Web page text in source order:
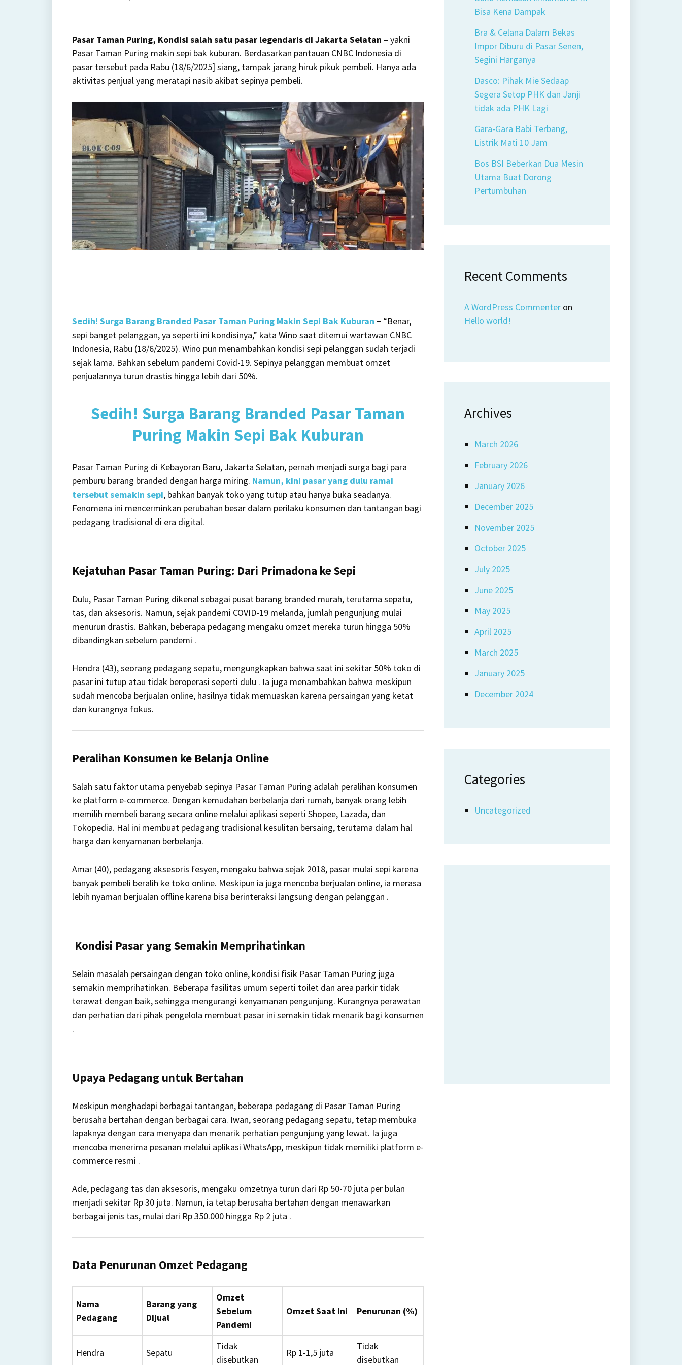
Barang
Branded
Pasar
Taman
Makin
Kuburan
Pasar Taman Puring, Kondisi salah satu pasar legendaris di Jakarta Selatan – yakni
Pasar Taman Puring makin sepi bak kuburan. Berdasarkan pantauan CNBC Indonesia di
pasar tersebut pada Rabu (18/6/2025] siang, tampak jarang hiruk pikuk pembeli. Hanya ada
aktivitas penjual yang meratapi nasib akibat sepinya pembeli.
Sedih! Surga Barang Branded Pasar Taman Puring Makin Sepi Bak Kuburan – “Benar,
sepi banget pelanggan, ya seperti ini kondisinya,” kata Wino saat ditemui wartawan CNBC
Indonesia, Rabu (18/6/2025). Wino pun menambahkan kondisi sepi pelanggan sudah terjadi
sejak lama. Bahkan sebelum pandemi Covid-19. Sepinya pelanggan membuat omzet
penjualannya turun drastis hingga lebih dari 50%.
Sedih! Surga Barang Branded Pasar Taman
Puring Makin Sepi Bak Kuburan
Pasar Taman Puring di Kebayoran Baru, Jakarta Selatan, pernah menjadi surga bagi para
pemburu barang branded dengan harga miring. Namun, kini pasar yang dulu ramai
tersebut semakin sepi, bahkan banyak toko yang tutup atau hanya buka seadanya.
Fenomena ini mencerminkan perubahan besar dalam perilaku konsumen dan tantangan bagi
pedagang tradisional di era digital.
Kejatuhan Pasar Taman Puring: Dari Primadona ke Sepi
Dulu, Pasar Taman Puring dikenal sebagai pusat barang branded murah, terutama sepatu,
tas, dan aksesoris. Namun, sejak pandemi COVID-19 melanda, jumlah pengunjung mulai
menurun drastis. Bahkan, beberapa pedagang mengaku omzet mereka turun hingga 50%
dibandingkan sebelum pandemi .
Hendra (43), seorang pedagang sepatu, mengungkapkan bahwa saat ini sekitar 50% toko di
pasar ini tutup atau tidak beroperasi seperti dulu . Ia juga menambahkan bahwa meskipun
sudah mencoba berjualan online, hasilnya tidak memuaskan karena persaingan yang ketat
dan kurangnya fokus.
Peralihan Konsumen ke Belanja Online
Salah satu faktor utama penyebab sepinya Pasar Taman Puring adalah peralihan konsumen
ke platform e-commerce. Dengan kemudahan berbelanja dari rumah, banyak orang lebih
memilih membeli barang secara online melalui aplikasi seperti Shopee, Lazada, dan
Tokopedia. Hal ini membuat pedagang tradisional kesulitan bersaing, terutama dalam hal
harga dan kenyamanan berbelanja.
Amar (40), pedagang aksesoris fesyen, mengaku bahwa sejak 2018, pasar mulai sepi karena
banyak pembeli beralih ke toko online. Meskipun ia juga mencoba berjualan online, ia merasa
lebih nyaman berjualan offline karena bisa berinteraksi langsung dengan pelanggan .
Kondisi Pasar yang Semakin Memprihatinkan
Selain masalah persaingan dengan toko online, kondisi fisik Pasar Taman Puring juga
semakin memprihatinkan. Beberapa fasilitas umum seperti toilet dan area parkir tidak
terawat dengan baik, sehingga mengurangi kenyamanan pengunjung. Kurangnya perawatan
dan perhatian dari pihak pengelola membuat pasar ini semakin tidak menarik bagi konsumen
.
Upaya Pedagang untuk Bertahan
Meskipun menghadapi berbagai tantangan, beberapa pedagang di Pasar Taman Puring
berusaha bertahan dengan berbagai cara. Iwan, seorang pedagang sepatu, tetap membuka
lapaknya dengan cara menyapa dan menarik perhatian pengunjung yang lewat. Ia juga
mencoba menerima pesanan melalui aplikasi WhatsApp, meskipun tidak memiliki platform e-
commerce resmi .
Ade, pedagang tas dan aksesoris, mengaku omzetnya turun dari Rp 50-70 juta per bulan
menjadi sekitar Rp 30 juta. Namun, ia tetap berusaha bertahan dengan menawarkan
berbagai jenis tas, mulai dari Rp 350.000 hingga Rp 2 juta .
Data Penurunan Omzet Pedagang
Nama
Pedagang
Barang yang
Dijual
Omzet
Sebelum
Pandemi
Omzet Saat Ini Penurunan (%)
Hendra Sepatu
Tidak
disebutkan
Rp 1-1,5 juta
Tidak
disebutkan
Bisa Kena Dampak
Bra & Celana Dalam Bekas
Impor Diburu di Pasar Senen,
Segini Harganya
Dasco: Pihak Mie Sedaap
Segera Setop PHK dan Janji
tidak ada PHK Lagi
Gara-Gara Babi Terbang,
Listrik Mati 10 Jam
Bos BSI Beberkan Dua Mesin
Utama Buat Dorong
Pertumbuhan
Recent Comments
A WordPress Commenter on
Hello world!
Archives
March 2026
February 2026
January 2026
December 2025
November 2025
October 2025
July 2025
June 2025
May 2025
April 2025
March 2025
January 2025
December 2024
Categories
Uncategorized